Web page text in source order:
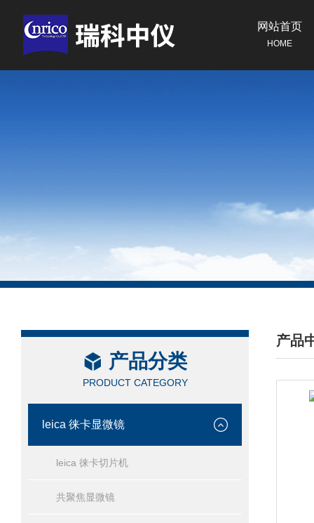
网站首页
HOME
产品分类
PRODUCT CATEGORY
leica 徕卡显微镜
leica 徕卡切片机
共聚焦显微镜
产品
/